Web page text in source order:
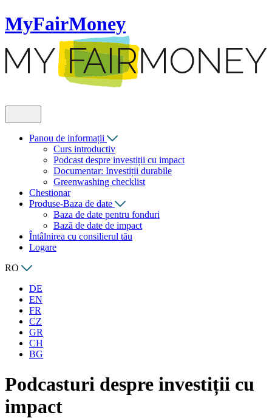
MyFairMoney
Panou de informații
Curs introductiv
Podcast despre investiții cu impact
Documentar: Investiții durabile
Greenwashing checklist
Chestionar
Produse-Baza de date
Baza de date pentru fonduri
Bază de date de impact
Întâlnirea cu consilierul tău
Logare
RO
DE
EN
FR
CZ
GR
CH
BG
Podcasturi despre investiții cu
impact